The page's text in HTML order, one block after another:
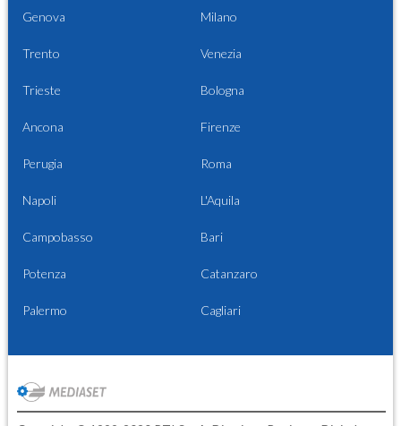
Genova Milano
Trento Venezia
Trieste Bologna
Ancona Firenze
Perugia Roma
Napoli L'Aquila
Campobasso Bari
Potenza Catanzaro
Palermo Cagliari